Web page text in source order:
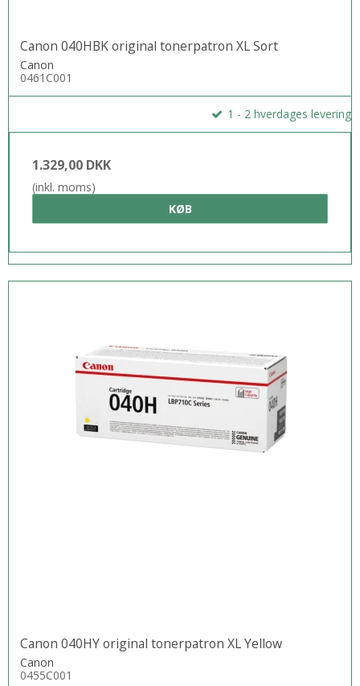
Canon 040HBK original tonerpatron XL Sort
Canon
0461C001
1 - 2 hverdages levering
1.329,00 DKK
(inkl. moms)
KØB
Canon 040HY original tonerpatron XL Yellow
Canon
0455C001